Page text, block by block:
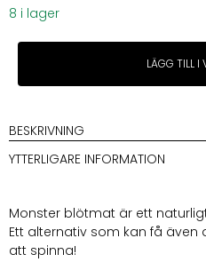
8 i lager
Monster
Pouches
Turkey
mängd
LÄGG TILL I
BESKRIVNING
YTTERLIGARE INFORMATION
Monster blötmat är ett
Ett alternativ som kan få även
att spinna!